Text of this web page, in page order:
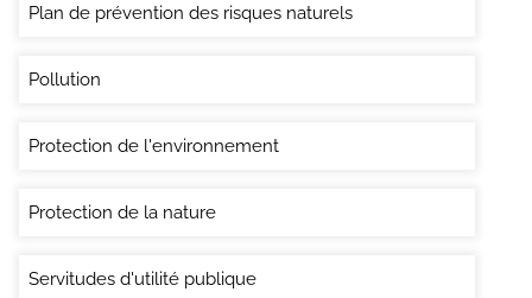
Plan de prévention des risques naturels
Pollution
Protection de l'environnement
Protection de la nature
Servitudes d'utilité publique